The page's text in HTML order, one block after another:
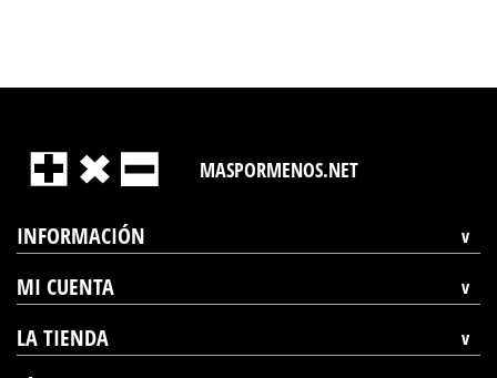
MASPORMENOS.NET
INFORMACIÓN
MI CUENTA
LA TIENDA